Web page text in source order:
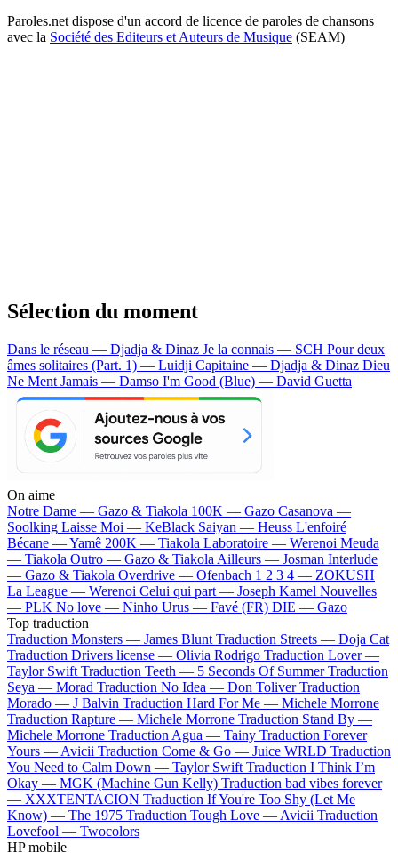
Paroles.net dispose d'un accord de licence de paroles de chansons
avec la Société des Editeurs et Auteurs de Musique (SEAM)
Sélection du moment
Dans le réseau — Djadja & Dinaz Je la connais — SCH Pour deux
âmes solitaires (Part. 1) — Luidji Capitaine — Djadja & Dinaz Dieu
Ne Ment Jamais — Damso I'm Good (Blue) — David Guetta
On aime
Notre Dame — Gazo & Tiakola 100K — Gazo Casanova —
Soolking Laisse Moi — KeBlack Saiyan — Heuss L'enfoiré
Bécane —Yamê 200K — Tiakola Laboratoire — Werenoi Meuda
— Tiakola Outro — Gazo & Tiakola Ailleurs — Josman Interlude
— Gazo & Tiakola Overdrive — Ofenbach 1 2 3 4 — ZOKUSH
La League — Werenoi Celui qui part — Joseph Kamel Nouvelles
— PLK No love — Ninho Urus — Favé (FR) DIE — Gazo
Top traduction
Traduction Monsters — James Blunt Traduction Streets — Doja Cat
Traduction Drivers license — Olivia Rodrigo Traduction Lover —
Taylor Swift Traduction Teeth — 5 Seconds Of Summer Traduction
Seya — Morad Traduction No Idea — Don Toliver Traduction
Morado — J Balvin Traduction Hard For Me — Michele Morrone
Traduction Rapture — Michele Morrone Traduction Stand By —
Michele Morrone Traduction Agua — Tainy Traduction Forever
Yours — Avicii Traduction Come & Go — Juice WRLD Traduction
You Need to Calm Down — Taylor Swift Traduction I Think I’m
Okay — MGK (Machine Gun Kelly) Traduction bad vibes forever
— XXXTENTACION Traduction If You're Too Shy (Let Me
Know) — The 1975 Traduction Tough Love — Avicii Traduction
Lovefool — Twocolors
HP mobile